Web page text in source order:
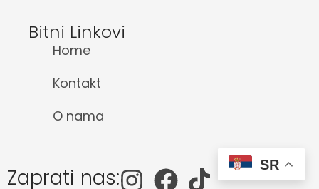
Bitni Linkovi
Home
Kontakt
O nama
Zaprati nas: SR